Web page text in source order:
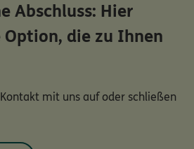
Abschluss: Hier
Option, die zu Ihnen
mit uns auf oder schließen